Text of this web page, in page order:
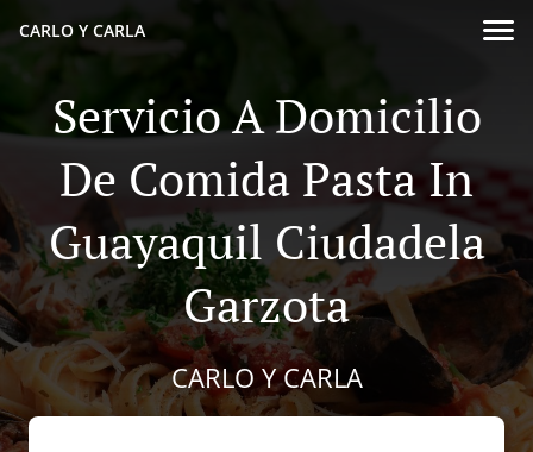
CARLO Y CARLA
Servicio A Domicilio
De Comida Pasta In
Guayaquil Ciudadela
Garzota
CARLO Y CARLA